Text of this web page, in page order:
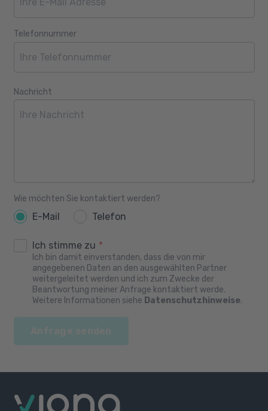
Telefonnummer
Nachricht
Wie möchten Sie kontaktiert werden?
E-Mail Telefon
Ich stimme zu *
Ich bin damit einverstanden, dass die von mir
angegebenen Daten an den ausgewählten Partner
weitergeleitet werden und ich zum Zwecke der
Beantwortung meiner Anfrage kontaktiert werde.
Weitere Informationen siehe Datenschutzhinweise.